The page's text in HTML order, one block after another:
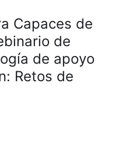
Capaces de
de
de apoyo
Retos de